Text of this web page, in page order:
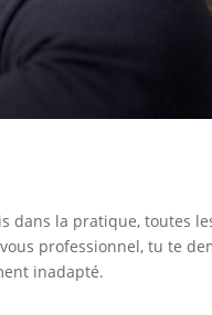
dans la pratique, toutes
professionnel, tu te
inadapté.